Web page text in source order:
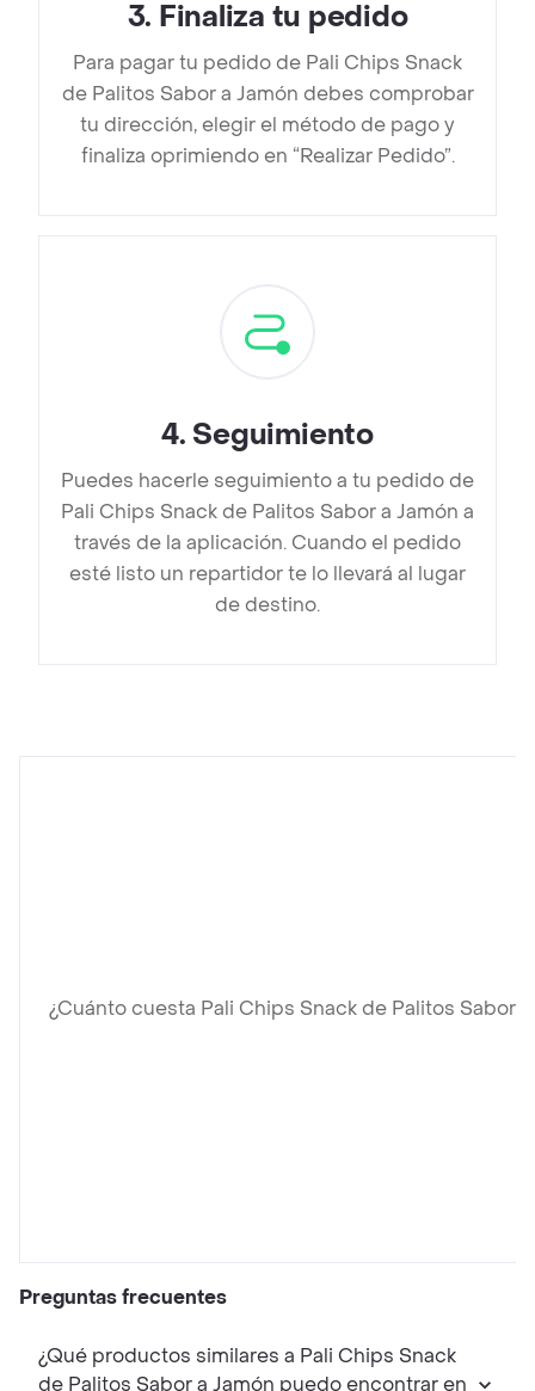
3. Finaliza tu pedido
Para pagar tu pedido de Pali Chips Snack
de Palitos Sabor a Jamón debes comprobar
tu dirección, elegir el método de pago y
finaliza oprimiendo en “Realizar Pedido”.
4. Seguimiento
Puedes hacerle seguimiento a tu pedido de
Pali Chips Snack de Palitos Sabor a Jamón a
través de la aplicación. Cuando el pedido
esté listo un repartidor te lo llevará al lugar
de destino.
¿Cuánto cuesta Pali Chips Snack de Palitos Sabor
Preguntas frecuentes
¿Qué productos similares a Pali Chips Snack
de Palitos Sabor a Jamón puedo encontrar en